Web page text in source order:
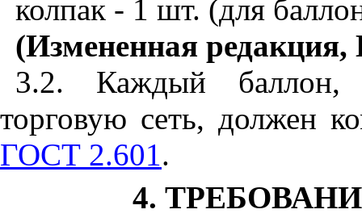
колпак - 1 шт. (для
(Измененная
3.2. Каждый баллон,
торговую сеть, должен
ГОСТ 2.601.
4.